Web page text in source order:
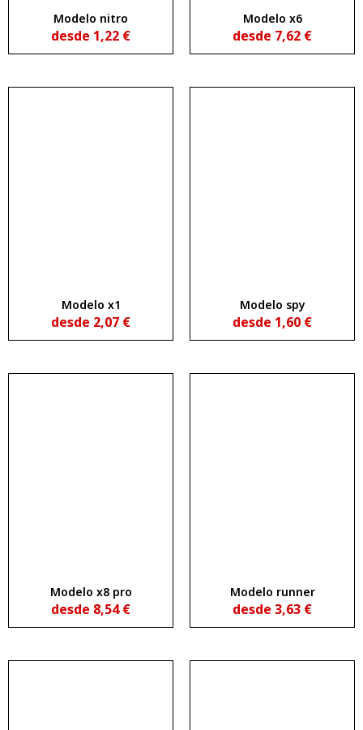
Modelo nitro
desde 1,22 €
Modelo x6
desde 7,62 €
Modelo x1
desde 2,07 €
Modelo spy
desde 1,60 €
Modelo x8 pro
desde 8,54€
Modelo runner
desde 3,63 €